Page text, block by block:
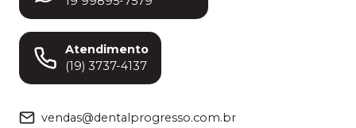
Atendimento
(19) 3737-4137
vendas@dentalprogresso.com.br